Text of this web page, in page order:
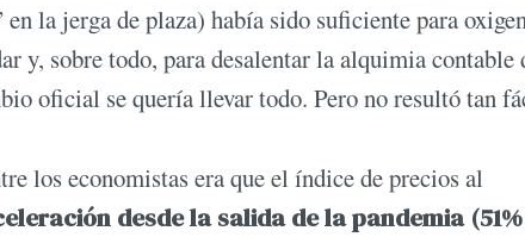
la jerga de plaza) había sido suficiente para
y, sobre todo, para desalentar la alquimia contable
oficial se quería llevar todo. Pero no resultó tan
los economistas era que el índice de precios al
desde la salida de la pandemia